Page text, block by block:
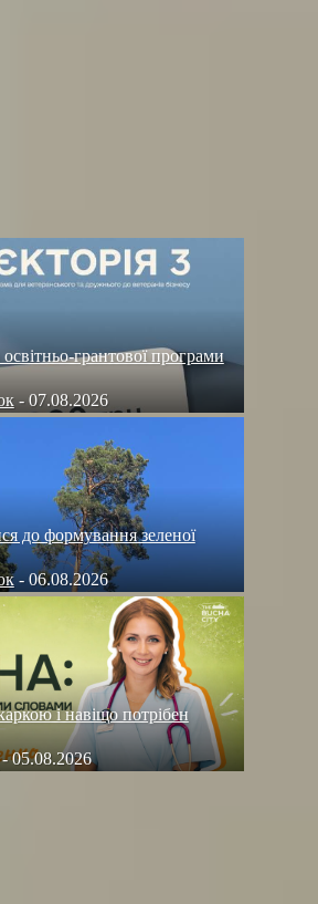
грантової програми
- 07.08.2026
до формування зеленої
- 06.08.2026
і навіщо потрібен
- 05.08.2026